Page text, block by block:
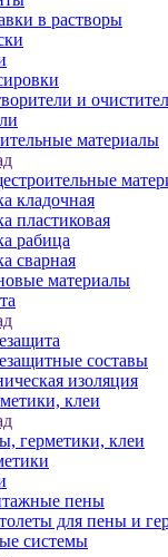
в растворы
и
материалы
кладочная
пластиковая
рабица
сварная
материалы
составы
изоляция
клеи
герметики, клеи
пены
для пены и
системы